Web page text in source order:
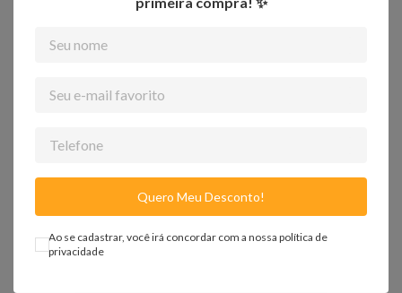
Quero Meu Desconto!
Ao se cadastrar, você irá concordar com a nossapolítica de
privacidade
Quem viu, viu também